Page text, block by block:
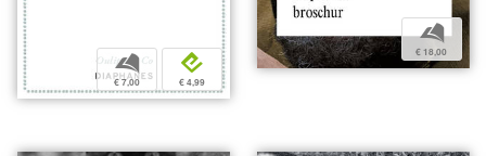
b
€ 7,00
e
€ 4,99
b
€ 18,00